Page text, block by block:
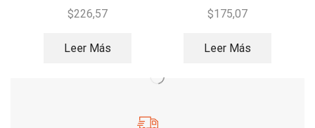
– Ferrita
$226,57
Leer Más
– 2 – Ferrita
$175,07
Leer Más